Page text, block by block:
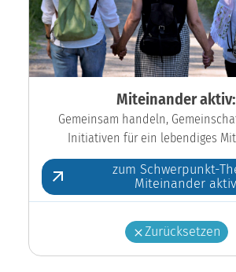
Miteinander aktiv:
Gemeinsam handeln,
Initiativen für ein lebendiges
zum Schwerpunkt-
Miteinander aktiv
Zurücksetzen